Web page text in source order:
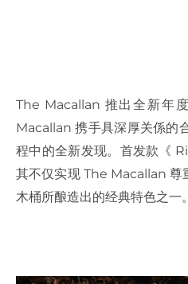
The Macallan 推出全新年
Macallan 携手具深厚关係的
程中的全新发现。首发款《
其不仅实现 The Macallan 尊
木桶所酿造出的经典特色之一。